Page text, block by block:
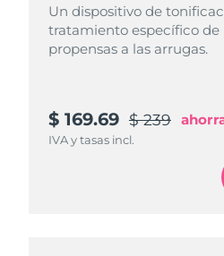
Un dispositivo de
tratamiento específico de
propensas a las arrugas.
$ 169.69 $ 239
IVA y tasas incl.